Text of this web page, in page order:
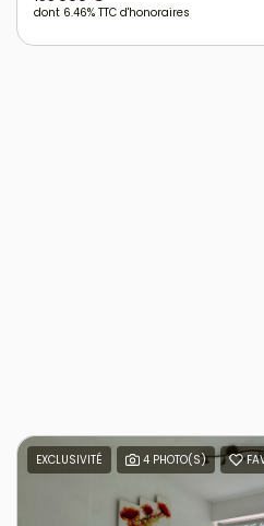
dont 6.46% TTC d'honoraires
EXCLUSIVITÉ 4 PHOTO(S)